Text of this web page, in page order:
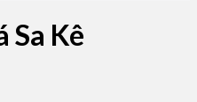
Sa Kê